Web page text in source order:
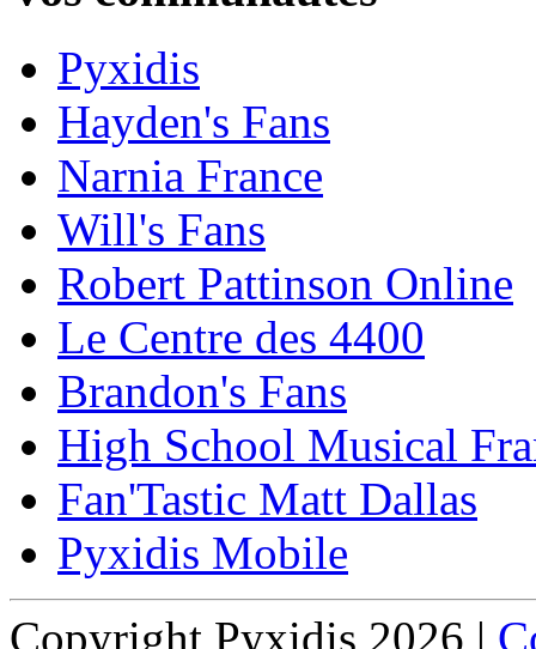
Pyxidis
Hayden's Fans
Narnia France
Will's Fans
Robert Pattinson Online
Le Centre des 4400
Brandon's Fans
High School Musical
Fan'Tastic Matt Dallas
Pyxidis Mobile
Copyright Pyxidis 2026 |